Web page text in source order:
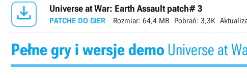
 Universe at War: Earth Assault patch# 3
PATCHE DO GIER Rozmiar: 64,4 MB Pobrań: 3,3K
Pełne gry i wersje demo Universe at